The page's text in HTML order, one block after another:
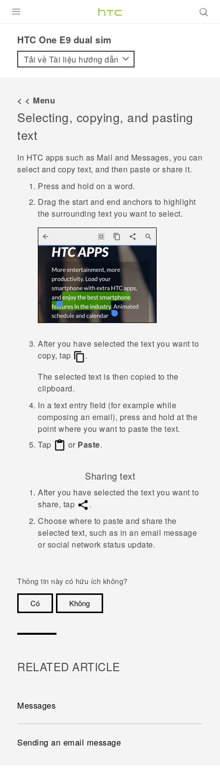
VIVE
VIVERSE
ỨNG DỤNG
HỖ TRỢ
HTC One E9 dual sim‎
Tải về Tài liệu hướng dẫn
< < Menu
Selecting, copying, and pasting
text
In HTC apps such as Mail and Messages, you can
select and copy text, and then paste or share it.
Press and hold on a word.
Drag the start and end anchors to highlight
the surrounding text you want to select.
After you have selected the text you want to
copy, tap
.
The selected text is then copied to the
clipboard.
In a text entry field (for example while
composing an email), press and hold at the
point where you want to paste the text.
Tap
or Paste.
Sharing text
After you have selected the text you want to
share, tap
.
Choose where to paste and share the
selected text, such as in an email message
or social network status update.
Thông tin này có hữu ích không?
Có
Không
RELATED ARTICLE
Messages
Sending an email message